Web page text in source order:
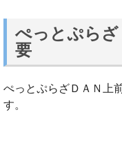
ぺっとぷらざ
要
ぺっとぷらざＤＡＮ上
す。